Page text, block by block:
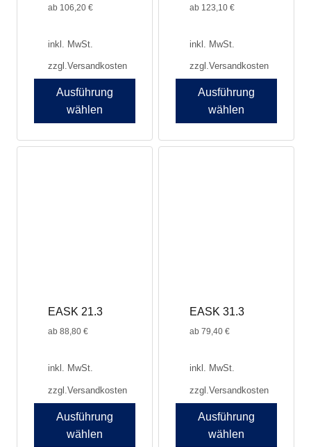
ab 106,20 €
inkl. MwSt.
zzgl.Versandkosten
Ausführung
wählen
ab 123,10 €
inkl. MwSt.
zzgl.Versandkosten
Ausführung
wählen
Produkt
gewählt
werden
EASK 21.3
ab 88,80 €
inkl. MwSt.
zzgl. Versandkosten
Ausführung
wählen
EASK 31.3
ab 79,40 €
inkl. MwSt.
zzgl. Versandkosten
Ausführung
wählen